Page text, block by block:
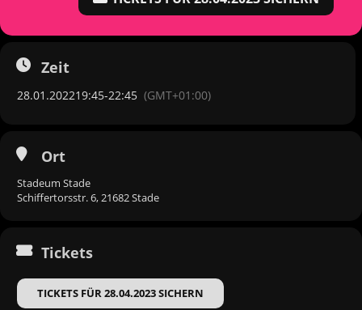
Zeit
28.01.202219:45-22:45 (GMT+01:00)
Ort
Stadeum Stade
Schiffertorsstr. 6, 21682 Stade
Tickets
TICKETS FÜR 28.04.2023 SICHERN